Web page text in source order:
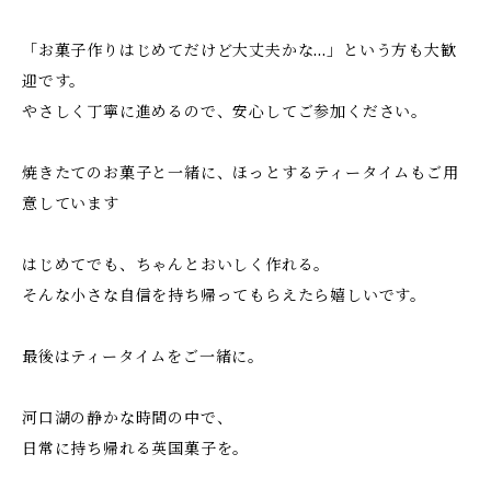
「お菓子作りはじめてだけど大丈夫かな…」という方も大歓
迎です。
やさしく丁寧に進めるので、安心してご参加ください。
焼きたてのお菓子と一緒に、ほっとするティータイムもご用
意しています
はじめてでも、ちゃんとおいしく作れる。
そんな小さな自信を持ち帰ってもらえたら嬉しいです。
最後はティータイムをご一緒に。
河口湖の静かな時間の中で、
日常に持ち帰れる英国菓子を。